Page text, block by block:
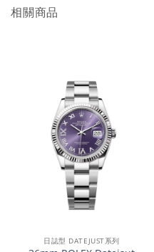
相關商品
日誌型 DATEJUST系列